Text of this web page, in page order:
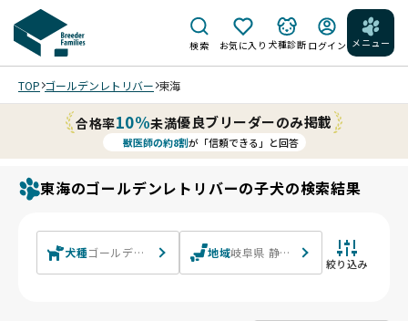
検索 お気に入り 犬種診断 ログイン メニュー
TOP ゴールデンレトリバー 東海
合格率10%未満優良ブリーダーのみ掲載
獣医師の約8割が「信頼できる」と回答
東海のゴールデンレトリバーの子犬の検索結果
犬種ゴールデンレトリバー 地域岐阜県 静岡県 愛知県 三重県
絞り込み